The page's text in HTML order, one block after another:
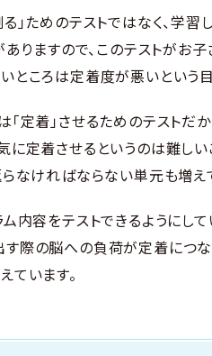
ためのテストではなく、学習
ありますので、このテストが
ところは定着度が悪いという
定着」させるためのテストだか
定着させるというのは難しい
なければならない単元も増え
内容をテストできるようにして
際の脳への負荷が定着につな
ています。